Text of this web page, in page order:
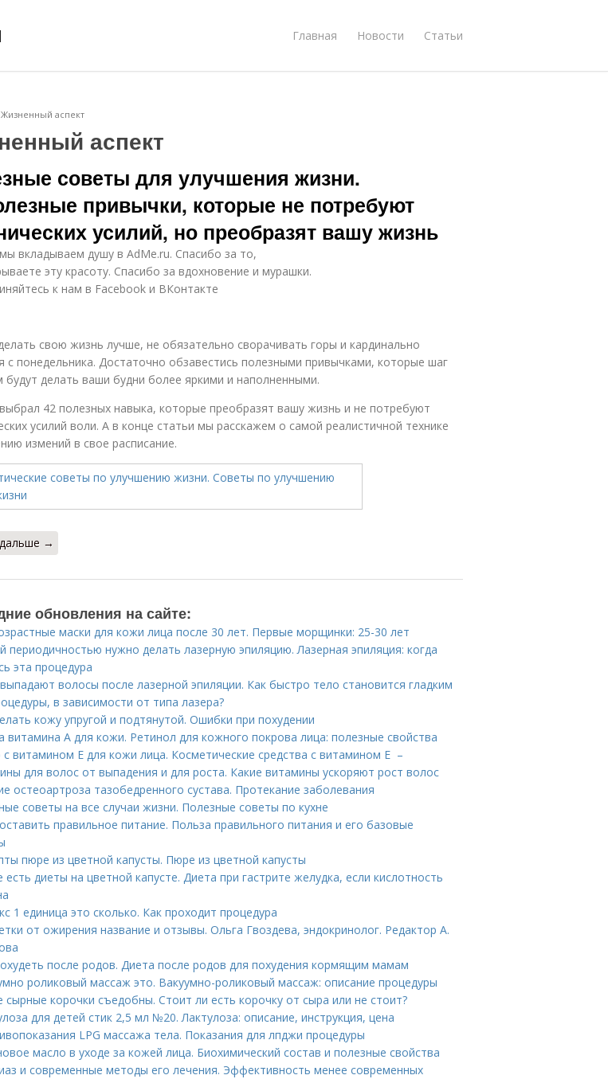
Главная Новости Статьи
Жизненный аспект
аспект
советы для улучшения жизни.
привычки, которые не потребуют
усилий, но преобразят вашу жизнь
вкладываем душу в AdMe.ru. Cпасибо за то,
эту красоту. Спасибо за вдохновение и мурашки.
к нам в Facebook и ВКонтакте
свою жизнь лучше, не обязательно сворачивать горы и кардинально
с понедельника. Достаточно обзавестись полезными привычками, которые шаг
будут делать ваши будни более яркими и наполненными.
42 полезных навыка, которые преобразят вашу жизнь и не потребуют
усилий воли. А в конце статьи мы расскажем о самой реалистичной технике
измений в свое расписание.
→
обновления на сайте:
маски для кожи лица после 30 лет. Первые морщинки: 25-30 лет
периодичностью нужно делать лазерную эпиляцию. Лазерная эпиляция: когда
эта процедура
волосы после лазерной эпиляции. Как быстро тело становится гладким
в зависимости от типа лазера?
кожу упругой и подтянутой. Ошибки при похудении
витамина А для кожи. Ретинол для кожного покрова лица: полезные свойства
витамином Е для кожи лица. Косметические средства с витамином Е –
для волос от выпадения и для роста. Какие витамины ускоряют рост волос
остеоартроза тазобедренного сустава. Протекание заболевания
советы на все случаи жизни. Полезные советы по кухне
правильное питание. Польза правильного питания и его базовые
пюре из цветной капусты. Пюре из цветной капусты
есть диеты на цветной капусте. Диета при гастрите желудка, если кислотность
1 единица это сколько. Как проходит процедура
от ожирения название и отзывы. Ольга Гвоздева, эндокринолог. Редактор А.
после родов. Диета после родов для похудения кормящим мамам
роликовый массаж это. Вакуумно-роликовый массаж: описание процедуры
сырные корочки съедобны. Стоит ли есть корочку от сыра или не стоит?
для детей стик 2,5 мл №20. Лактулоза: описание, инструкция, цена
LPG массажа тела. Показания для лпджи процедуры
масло в уходе за кожей лица. Биохимический состав и полезные свойства
и современные методы его лечения. Эффективность менее современных